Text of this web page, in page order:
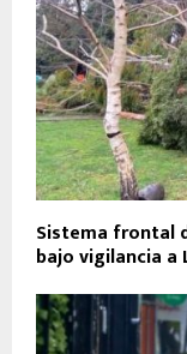
Sistema frontal
bajo vigilancia a